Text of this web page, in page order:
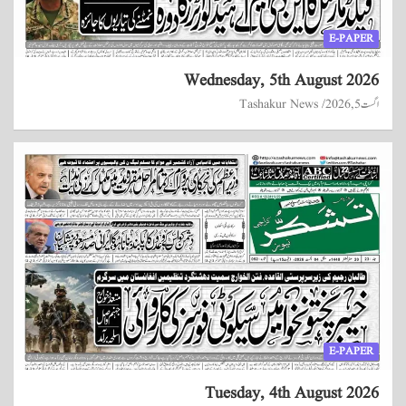
E-PAPER
Wednesday, 5th August 2026
اگست 5, 2026 Tashakur News
E-PAPER
Tuesday, 4th August 2026